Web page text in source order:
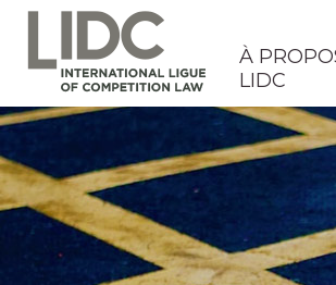
À
LIDC